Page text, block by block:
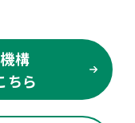
構
ちら